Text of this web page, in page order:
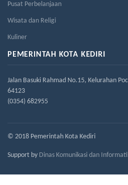
Pusat Perbelanjaan
Wisata dan Religi
Kuliner
PEMERINTAH KOTA KEDIRI
Jalan Basuki Rahmad No.15, Kelurahan
64123
(0354) 682955
© 2018 Pemerintah Kota Kediri
Support by Dinas Komunikasi dan